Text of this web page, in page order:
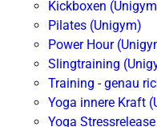
Kickboxen
Pilates (Unigym)
Power Hour
Slingtraining
Training - genau
Yoga innere Kraft
Yoga